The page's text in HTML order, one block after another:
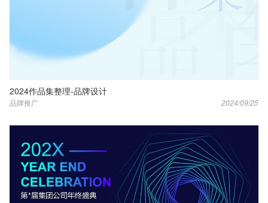
2024作品集整理-品牌设计
品牌推广 2024/09/25